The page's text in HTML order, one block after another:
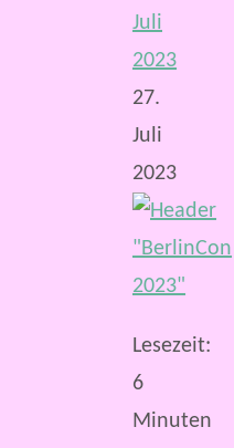
Juli
2023
27.
Juli
2023
Lesezeit:
6
Minuten